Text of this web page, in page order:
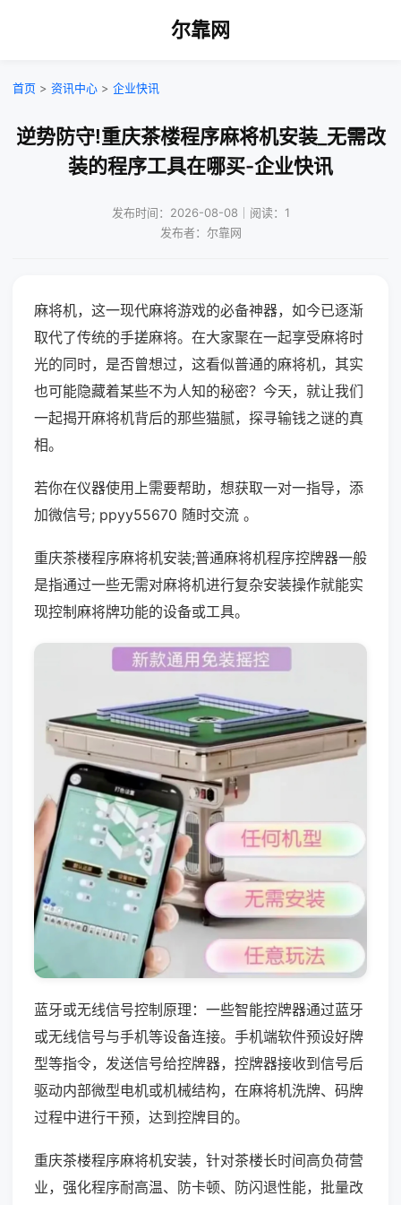
尔靠网
首页 > 资讯中心 > 企业快讯
逆势防守!重庆茶楼程序麻将机安装_无需改
装的程序工具在哪买-企业快讯
发布时间：2026-08-08｜阅读：1
发布者：尔靠网
麻将机，这一现代麻将游戏的必备神器，如今已逐渐
取代了传统的手搓麻将。在大家聚在一起享受麻将时
光的同时，是否曾想过，这看似普通的麻将机，其实
也可能隐藏着某些不为人知的秘密？今天，就让我们
一起揭开麻将机背后的那些猫腻，探寻输钱之谜的真
相。
若你在仪器使用上需要帮助，想获取一对一指导，添
加微信号; ppyy55670 随时交流 。
重庆茶楼程序麻将机安装;普通麻将机程序控牌器一般
是指通过一些无需对麻将机进行复杂安装操作就能实
现控制麻将牌功能的设备或工具。
蓝牙或无线信号控制原理：一些智能控牌器通过蓝牙
或无线信号与手机等设备连接。手机端软件预设好牌
型等指令，发送信号给控牌器，控牌器接收到信号后
驱动内部微型电机或机械结构，在麻将机洗牌、码牌
过程中进行干预，达到控牌目的。
重庆茶楼程序麻将机安装，针对茶楼长时间高负荷营
业，强化程序耐高温、防卡顿、防闪退性能，批量改